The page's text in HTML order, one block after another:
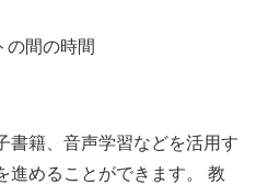
の間の時間
書籍、音声学習などを活用す
進めることができます。 教